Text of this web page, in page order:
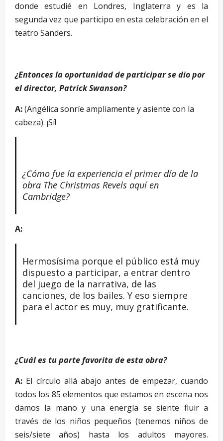
donde estudié en Londres, Inglaterra y es la
segunda vez que participo en esta celebración en el
teatro Sanders.
¿Entonces la oportunidad de participar se dio por
el director, Patrick Swanson?
A:(Angélica sonríe ampliamente y asiente con la
cabeza). ¡Sí!
¿Cómo fue la experiencia el primer día de la
obra The Christmas Revels aquí en
Cambridge?
A:
Hermosísima porque el público está muy
dispuesto a participar, a entrar dentro
del juego de la narrativa, de las
canciones, de los bailes. Y eso siempre
para el actor es muy, muy gratificante.
¿Cuál es tu parte favorita de esta obra?
A: El círculo allá abajo antes de empezar, cuando
todos los 85 elementos que estamos en escena nos
damos la mano y una energía se siente fluir a
través de los niños pequeños (tenemos niños de
seis/siete años) hasta los adultos mayores.